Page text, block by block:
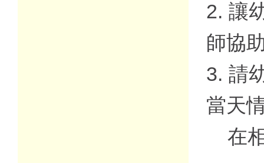
2. 讓
師協
3. 請
當天
在